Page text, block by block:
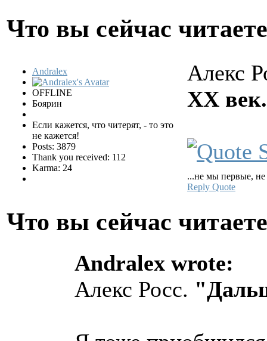
Что вы сейчас
Andralex
OFFLINE
Боярин
Если кажется, что читерят, - то это
не кажется!
Posts: 3879
Thank you received: 112
Karma: 24
Алекс
ХХ
...не мы первые,
Reply Quote
Что вы сейчас
Andralex wrote:
Алекс Росс.